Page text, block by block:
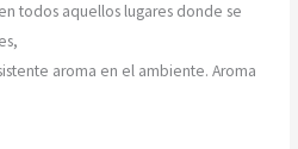
todos aquellos lugares donde se
aroma en el ambiente. Aroma